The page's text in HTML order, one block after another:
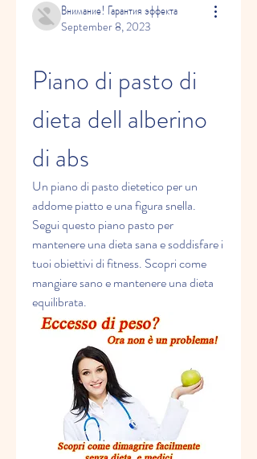
Внимание! Гарантия эффекта
September 8, 2023
Piano di pasto di
dieta dell alberino
di abs
Un piano di pasto dietetico per un
addome piatto e una figura snella.
Segui questo piano pasto per
mantenere una dieta sana e soddisfare i
tuoi obiettivi di fitness. Scopri come
mangiare sano e mantenere una dieta
equilibrata.